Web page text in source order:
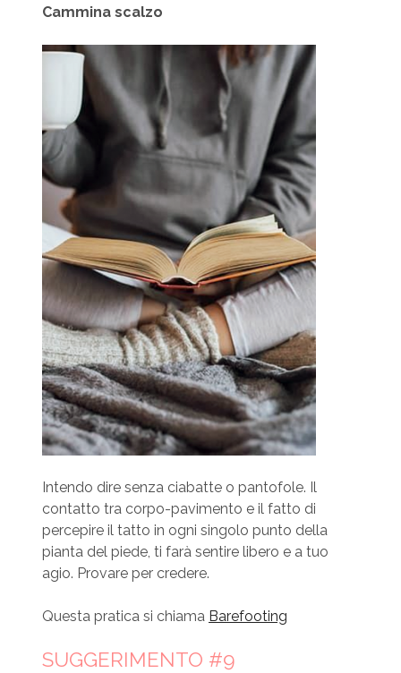
Cammina scalzo
Intendo dire senza ciabatte o pantofole. Il
contatto tra corpo-pavimento e il fatto di
percepire il tatto in ogni singolo punto della
pianta del piede, ti farà sentire libero e a tuo
agio. Provare per credere.
Questa pratica si chiama Barefooting
SUGGERIMENTO #9